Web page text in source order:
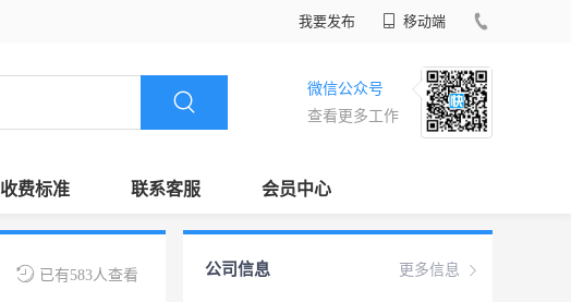
我要发布 移动端
微信公众号
查看更多工作
收费标准 联系客服 会员中心
已有583人查看 更多信息
公司信息